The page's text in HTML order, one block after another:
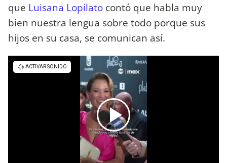
que Luisana Lopilato contó que habla muy
bien nuestra lengua sobre todo porque sus
hijos en su casa, se comunican así.